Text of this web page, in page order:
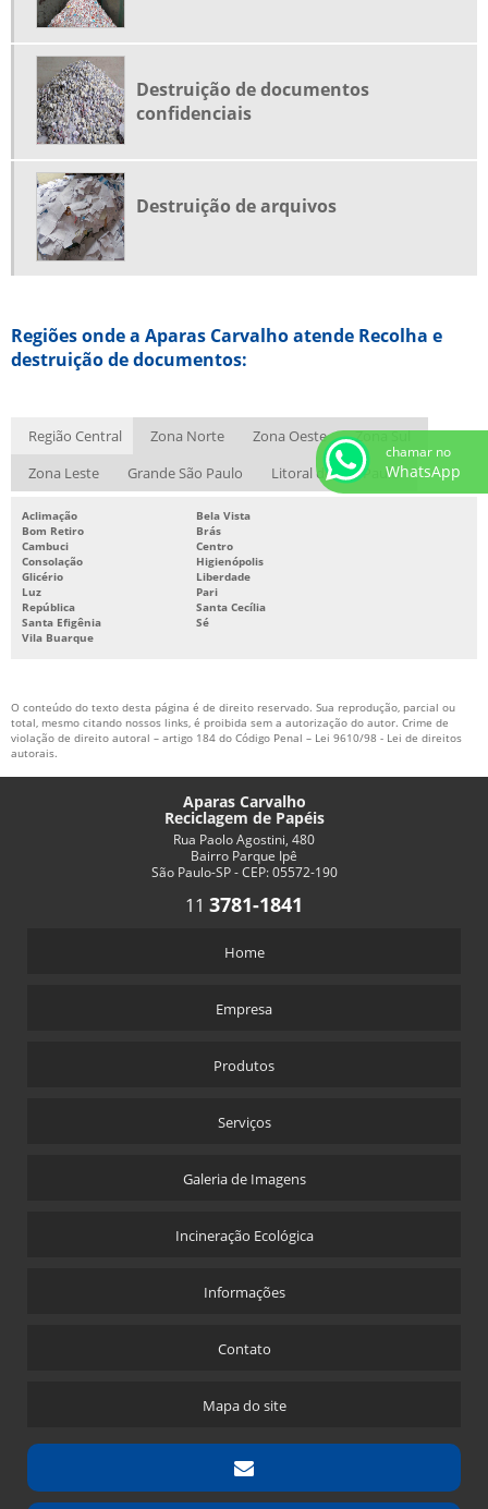
SERVIÇO DE FRAGMENTAÇÃO DE PAPEL
SERVIÇO DE RECICLAGEM DE PAPEL
SUCATA DE FERRO
SUCATA DE FERRO SP
SUCATA ELETRÔNICA SP
SUCATA FERROSA
TRITURAÇÃO DE DOCUMENTOS SIGILOSOS
Destruição de documentos
confidenciais
Destruição de arquivos
Regiões onde a Aparas Carvalho atende Recolha e
destruição de documentos:
Região Central Zona Norte Zona Oeste
Zona Sul
Zona Leste
Grande São Paulo Litoral de São Paulo
Aclimação
Bela Vista
Bom Retiro
Brás
Cambuci
Centro
Consolação
Higienópolis
Glicério
Liberdade
Luz
Pari
República
Santa Cecília
Santa Efigênia
Sé
Vila Buarque
O conteúdo do texto desta página é de direito reservado. Sua reprodução, parcial ou
total, mesmo citando nossos links, é proibida sem a autorização do autor. Crime de
violação de direito autoral – artigo 184 do Código Penal – Lei 9610/98 - Lei de direitos
autorais.
Aparas Carvalho
Reciclagem de Papéis
Rua Paolo Agostini, 480
Bairro Parque Ipê
São Paulo-SP - CEP: 05572-190
11 3781-1841
Home
Empresa
Produtos
Serviços
Galeria de Imagens
Incineração Ecológica
Informações
Contato
Mapa do site
chamar no
WhatsApp